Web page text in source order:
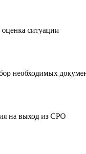
ситуации
необходимых
на выход из СРО